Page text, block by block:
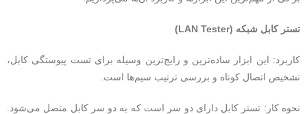
تستر کابل شبکه (LAN Tester)
کاربرد: این ابزار ساده‌ترین و رایج‌ترین وسیله برای تست پیوستگی کابل،
تشخیص اتصال کوتاه و بررسی ترتیب سیم‌ها است.
نحوه کار: تستر کابل دارای دو سر است که به دو سر کابل متصل می‌شود.